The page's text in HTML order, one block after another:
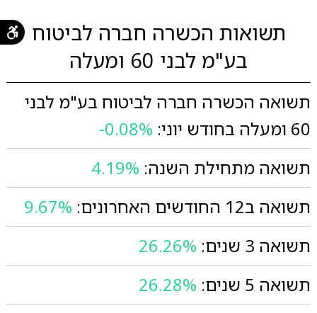
תשואות הכשרה חברה לביטוח
בע"מ לבני 60 ומעלה
תשואה הכשרה חברה לביטוח בע"מ לבני
60 ומעלה בחודש יוני:
-0.08%
תשואה מתחילת השנה: 4.19%
תשואה ב12 החודשים האחרונים:
9.67%
תשואה 3 שנים:
26.26%
תשואה 5 שנים:
26.28%